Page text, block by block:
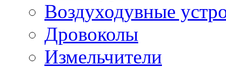
Воздуходувные
Дровоколы
Измельчители